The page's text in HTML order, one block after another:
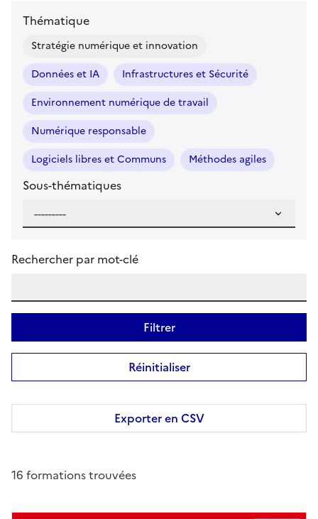
Thématique
Stratégie numérique et innovation
Données et IA
Infrastructures et Sécurité
Environnement numérique de travail
Numérique responsable
Logiciels libres et Communs
Méthodes agiles
Sous-thématiques
Rechercher par mot-clé
Filtrer
Réinitialiser
Exporter en CSV
16 formations trouvées